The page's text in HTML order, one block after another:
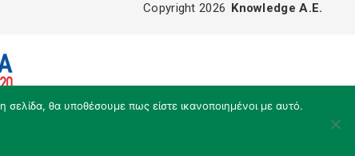
σελίδα, θα υποθέσουμε πως είστε ικανοποιημένοι με αυτό.
Copyright 2026 Knowledge A.E.